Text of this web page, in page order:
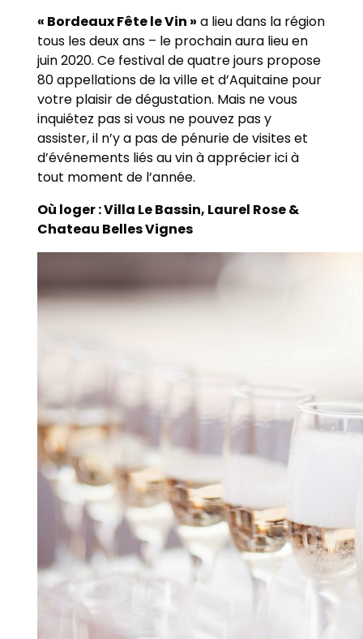
« Bordeaux Fête le Vin » a lieu dans la région
tous les deux ans – le prochain aura lieu en
juin 2020. Ce festival de quatre jours propose
80 appellations de la ville et d’Aquitaine pour
votre plaisir de dégustation. Mais ne vous
inquiétez pas si vous ne pouvez pas y
assister, il n’y a pas de pénurie de visites et
d’événements liés au vin à apprécier ici à
tout moment de l’année.
Où loger : Villa Le Bassin, Laurel Rose &
Chateau Belles Vignes